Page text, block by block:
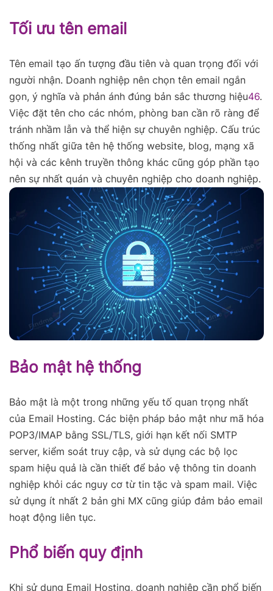
Tối ưu tên email
Tên email tạo ấn tượng đầu tiên và quan trọng đối với
người nhận. Doanh nghiệp nên chọn tên email ngắn
gọn, ý nghĩa và phản ánh đúng bản sắc thương hiệu46.
Việc đặt tên cho các nhóm, phòng ban cần rõ ràng để
tránh nhầm lẫn và thể hiện sự chuyên nghiệp. Cấu trúc
thống nhất giữa tên hệ thống website, blog, mạng xã
hội và các kênh truyền thông khác cũng góp phần tạo
nên sự nhất quán và chuyên nghiệp cho doanh nghiệp.
Bảo mật hệ thống
Bảo mật là một trong những yếu tố quan trọng nhất
của Email Hosting. Các biện pháp bảo mật như mã hóa
POP3/IMAP bằng SSL/TLS, giới hạn kết nối SMTP
server, kiểm soát truy cập, và sử dụng các bộ lọc
spam hiệu quả là cần thiết để bảo vệ thông tin doanh
nghiệp khỏi các nguy cơ từ tin tặc và spam mail. Việc
sử dụng ít nhất 2 bản ghi MX cũng giúp đảm bảo email
hoạt động liên tục.
Phổ biến quy định
Khi sử dụng Email Hosting, doanh nghiệp cần phổ biến